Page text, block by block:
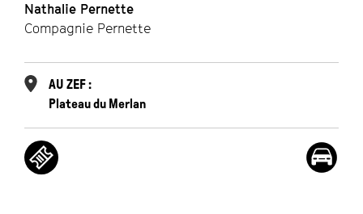
Nathalie Pernette
Compagnie Pernette
AU ZEF :
Plateau du Merlan